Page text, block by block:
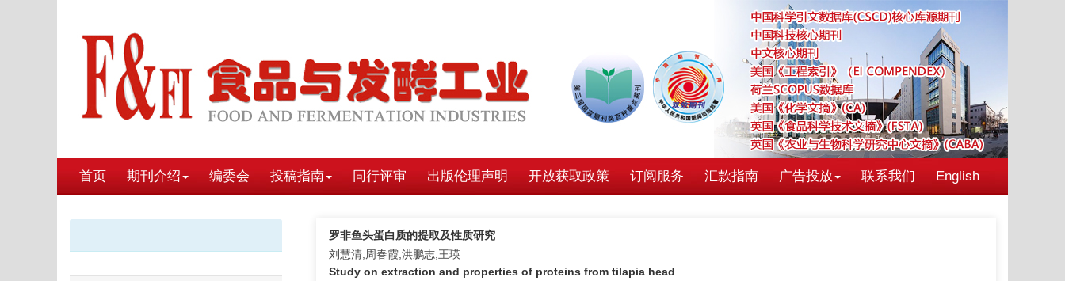
首页 期刊介绍 编委会 投稿指南 同行评审 出版伦理声明 开放获取政策 订阅服务 汇款指南 广告投放 联系我们 English
罗非鱼头蛋白质的提取及性质研究
刘慧清,周春霞,洪鹏志,王瑛
Study on extraction and properties of proteins from tilapia head